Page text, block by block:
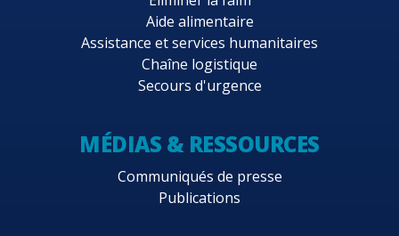
Aide alimentaire
Assistance et services humanitaires
Chaîne logistique
Secours d'urgence
MÉDIAS & RESSOURCES
Communiqués de presse
Publications